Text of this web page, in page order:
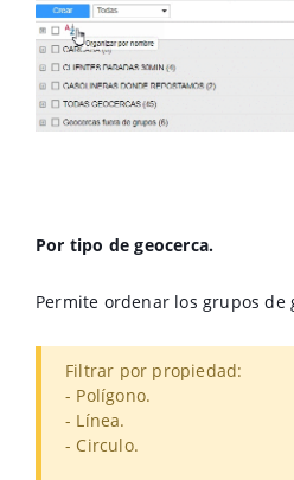
Por tipo de geocerca.
Permite ordenar los grupos de
Filtrar por propiedad:
- Polígono.
- Línea.
- Circulo.